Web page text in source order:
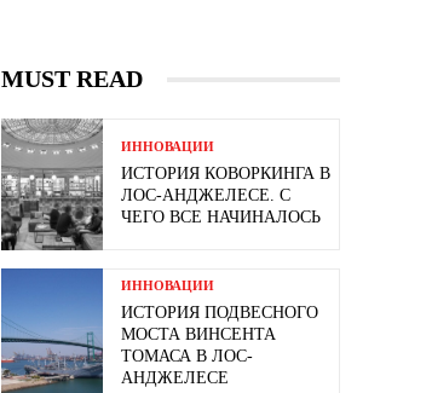
MUST READ
ИННОВАЦИИ
ИСТОРИЯ КОВОРКИНГА В
ЛОС-АНДЖЕЛЕСЕ. С
ЧЕГО ВСЕ НАЧИНАЛОСЬ
ИННОВАЦИИ
ИСТОРИЯ ПОДВЕСНОГО
МОСТА ВИНСЕНТА
ТОМАСА В ЛОС-
АНДЖЕЛЕСЕ